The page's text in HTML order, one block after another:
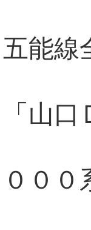
能
山
０